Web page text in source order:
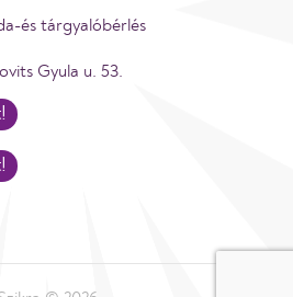
és tárgyalóbérlés
Gyula u. 53.